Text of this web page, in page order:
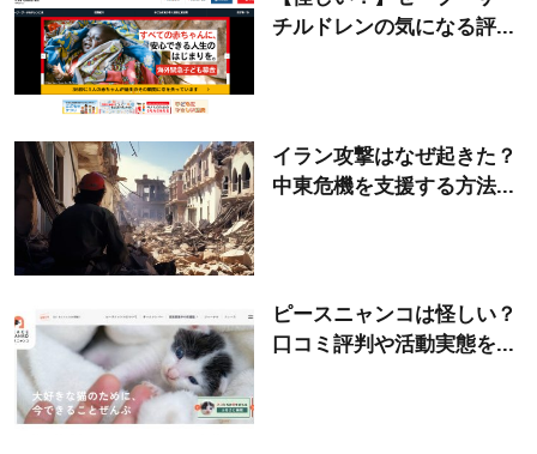
チルドレンの気になる評...
イラン攻撃はなぜ起きた？
中東危機を支援する方法...
ピースニャンコは怪しい？
口コミ評判や活動実態を...